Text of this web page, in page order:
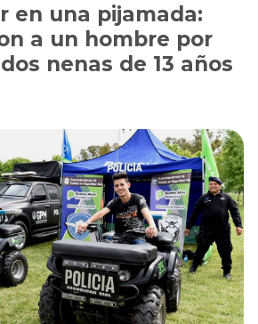
en una pijamada:
a un hombre por
nenas de 13 años